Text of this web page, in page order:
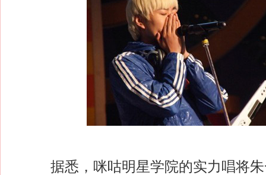
据悉，咪咕明星学院的实力唱将朱